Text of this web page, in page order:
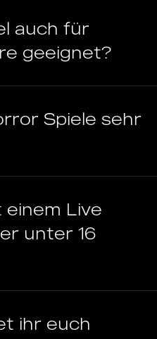
auch für
geeignet?
Spiele sehr
einem Live
unter 16
ihr euch